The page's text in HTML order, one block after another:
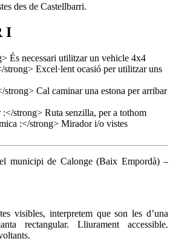
des de Castellbarri.
I
municipi de Calonge (Baix Empordà) –
visibles, interpretem que son les d’una
rectangular. Lliurament accessible.